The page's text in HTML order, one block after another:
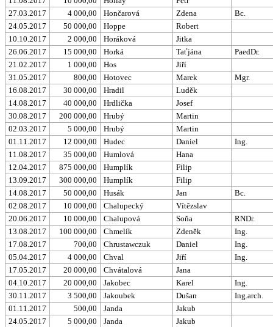
27.03.2017
4 000,00 Hončarová Zdena
Bc.
24.05.2017
50 000,00 Hoppe
Robert
10.10.2017
2 000,00 Horáková
Jitka
26.06.2017
15 000,00 Horká Taťjána
PaedDr.
21.02.2017
1 000,00 Hos
Jiří
31.05.2017
800,00 Hotovec Marek
Mgr.
16.08.2017
30 000,00 Hradil
Luděk
14.08.2017
40 000,00 Hrdlička
Josef
30.08.2017
200 000,00 Hrubý
Martin
02.03.2017
5 000,00 Hrubý
Martin
01.11.2017
12 000,00 Hudec Daniel
Ing.
11.08.2017
35 000,00 Humlová
Hana
12.04.2017
875 000,00 Humplík
Filip
13.09.2017
300 000,00 Humplík
Filip
14.08.2017
50 000,00 Husák Jan
Bc.
02.08.2017
10 000,00 Chalupecký
Vítězslav
20.06.2017
10 000,00 Chalupová Soňa
RNDr.
13.08.2017
100 000,00 Chmelík Zdeněk
Ing.
17.08.2017
700,00 Chrustawczuk Daniel
Ing.
05.04.2017
4 000,00 Chval Jiří
Ing.
17.05.2017
20 000,00 Chvátalová
Jana
04.10.2017
20 000,00 Jakobec Karel
Ing.
30.11.2017
3 500,00 Jakoubek Dušan
Ing.arch.
01.11.2017
500,00 Janda
Jakub
24.05.2017
5 000,00 Janda
Jakub